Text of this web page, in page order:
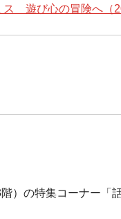
ス 遊び心の冒険へ（
）の特集コーナー「